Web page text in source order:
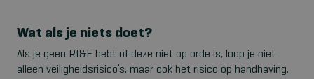
Wat als je niets doet?
Als je geen RI&E hebt of deze niet op orde is, loop je niet
alleen veiligheidsrisico’s, maar ook het risico op handhaving.